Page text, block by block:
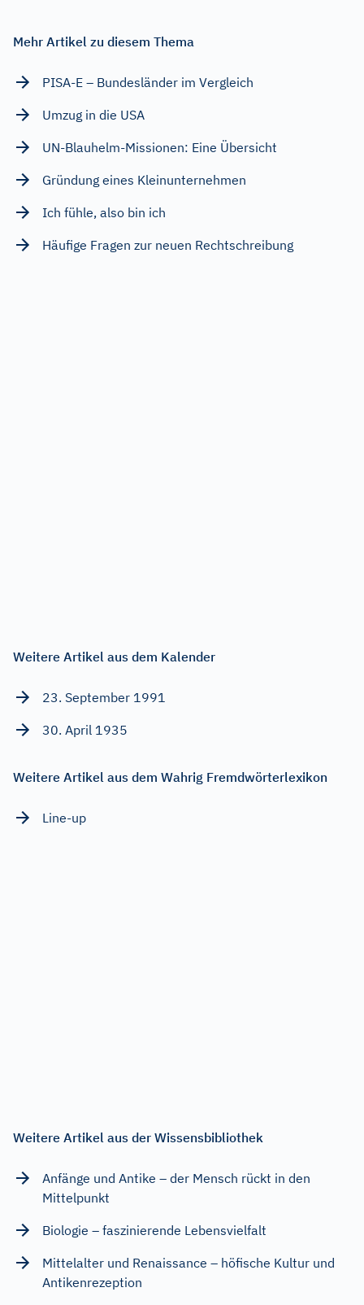
Mehr Artikel zu diesem Thema
PISA-E – Bundesländer im Vergleich
Umzug in die USA
UN-Blauhelm-Missionen: Eine Übersicht
Gründung eines Kleinunternehmen
Ich fühle, also bin ich
Häufige Fragen zur neuen Rechtschreibung
Weitere Artikel aus dem Kalender
23. September 1991
30. April 1935
Weitere Artikel aus dem Wahrig Fremdwörterlexikon
Line-up
Weitere Artikel aus der Wissensbibliothek
Anfänge und Antike – der Mensch rückt in den
Mittelpunkt
Biologie – faszinierende Lebensvielfalt
Mittelalter und Renaissance – höfische Kultur und
Antikenrezeption